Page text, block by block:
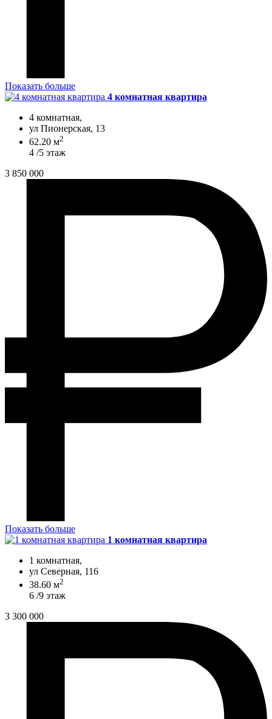
Показать больше
4 комнатная квартира
4 комнатная,
ул Пионерская, 13
62.20 м2
4 /5 этаж
3 850 000
Показать больше
1 комнатная квартира
1 комнатная,
ул Северная, 116
38.60 м2
6 /9 этаж
3 300 000